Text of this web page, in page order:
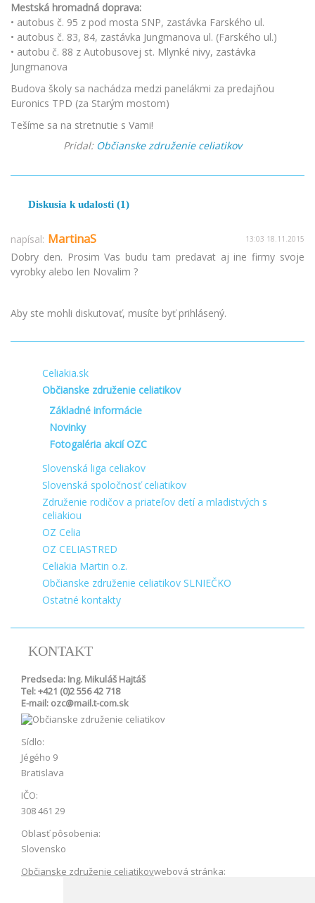
Mestská hromadná doprava:
• autobus č. 95 z pod mosta SNP, zastávka Farského ul.
• autobus č. 83, 84, zastávka Jungmanova ul. (Farského ul.)
• autobu č. 88 z Autobusovej st. Mlynké nivy, zastávka
Jungmanova
Budova školy sa nachádza medzi panelákmi za predajňou
Euronics TPD (za Starým mostom)
Tešíme sa na stretnutie s Vami!
Pridal: Občianske združenie celiatikov
Diskusia k udalosti (1)
napísal: MartinaS 13:03 18.11.2015
Dobry den. Prosim Vas budu tam predavat aj ine firmy svoje
vyrobky alebo len Novalim ?
Aby ste mohli diskutovať, musíte byť prihlásený.
Celiakia.sk
Občianske združenie celiatikov
Základné informácie
Novinky
Fotogaléria akcií OZC
Slovenská liga celiakov
Slovenská spoločnosť celiatikov
Združenie rodičov a priateľov detí a mladistvých s
celiakiou
OZ Celia
OZ CELIASTRED
Celiakia Martin o.z.
Občianske združenie celiatikov SLNIEČKO
Ostatné kontakty
KONTAKT
Predseda: Ing. Mikuláš Hajtáš
Tel: +421 (0)2 556 42 718
E-mail: ozc@mail.t-com.sk
Sídlo:
Jégého 9
Bratislava
IČO:
308 461 29
Oblasť pôsobenia:
Slovensko
webová stránka:
Občianske združenie celiatikov